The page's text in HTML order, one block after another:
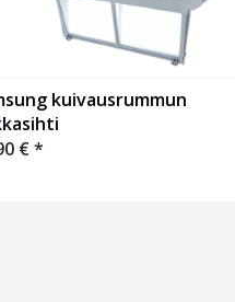
kuivausrummun
€*